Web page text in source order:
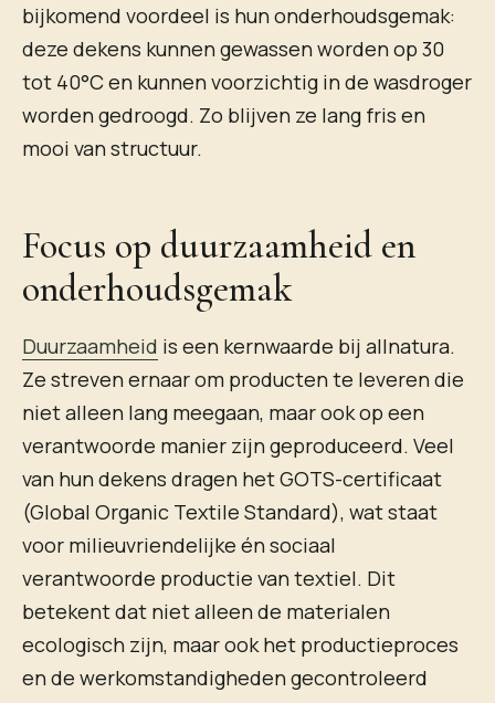
bijkomend voordeel is hun onderhoudsgemak:
deze dekens kunnen gewassen worden op 30
tot 40°C en kunnen voorzichtig in de wasdroger
worden gedroogd. Zo blijven ze lang fris en
mooi van structuur.
Focus op duurzaamheid en
onderhoudsgemak
Duurzaamheid is een kernwaarde bij allnatura.
Ze streven ernaar om producten te leveren die
niet alleen lang meegaan, maar ook op een
verantwoorde manier zijn geproduceerd. Veel
van hun dekens dragen het GOTS-certificaat
(Global Organic Textile Standard), wat staat
voor milieuvriendelijke én sociaal
verantwoorde productie van textiel. Dit
betekent dat niet alleen de materialen
ecologisch zijn, maar ook het productieproces
en de werkomstandigheden gecontroleerd